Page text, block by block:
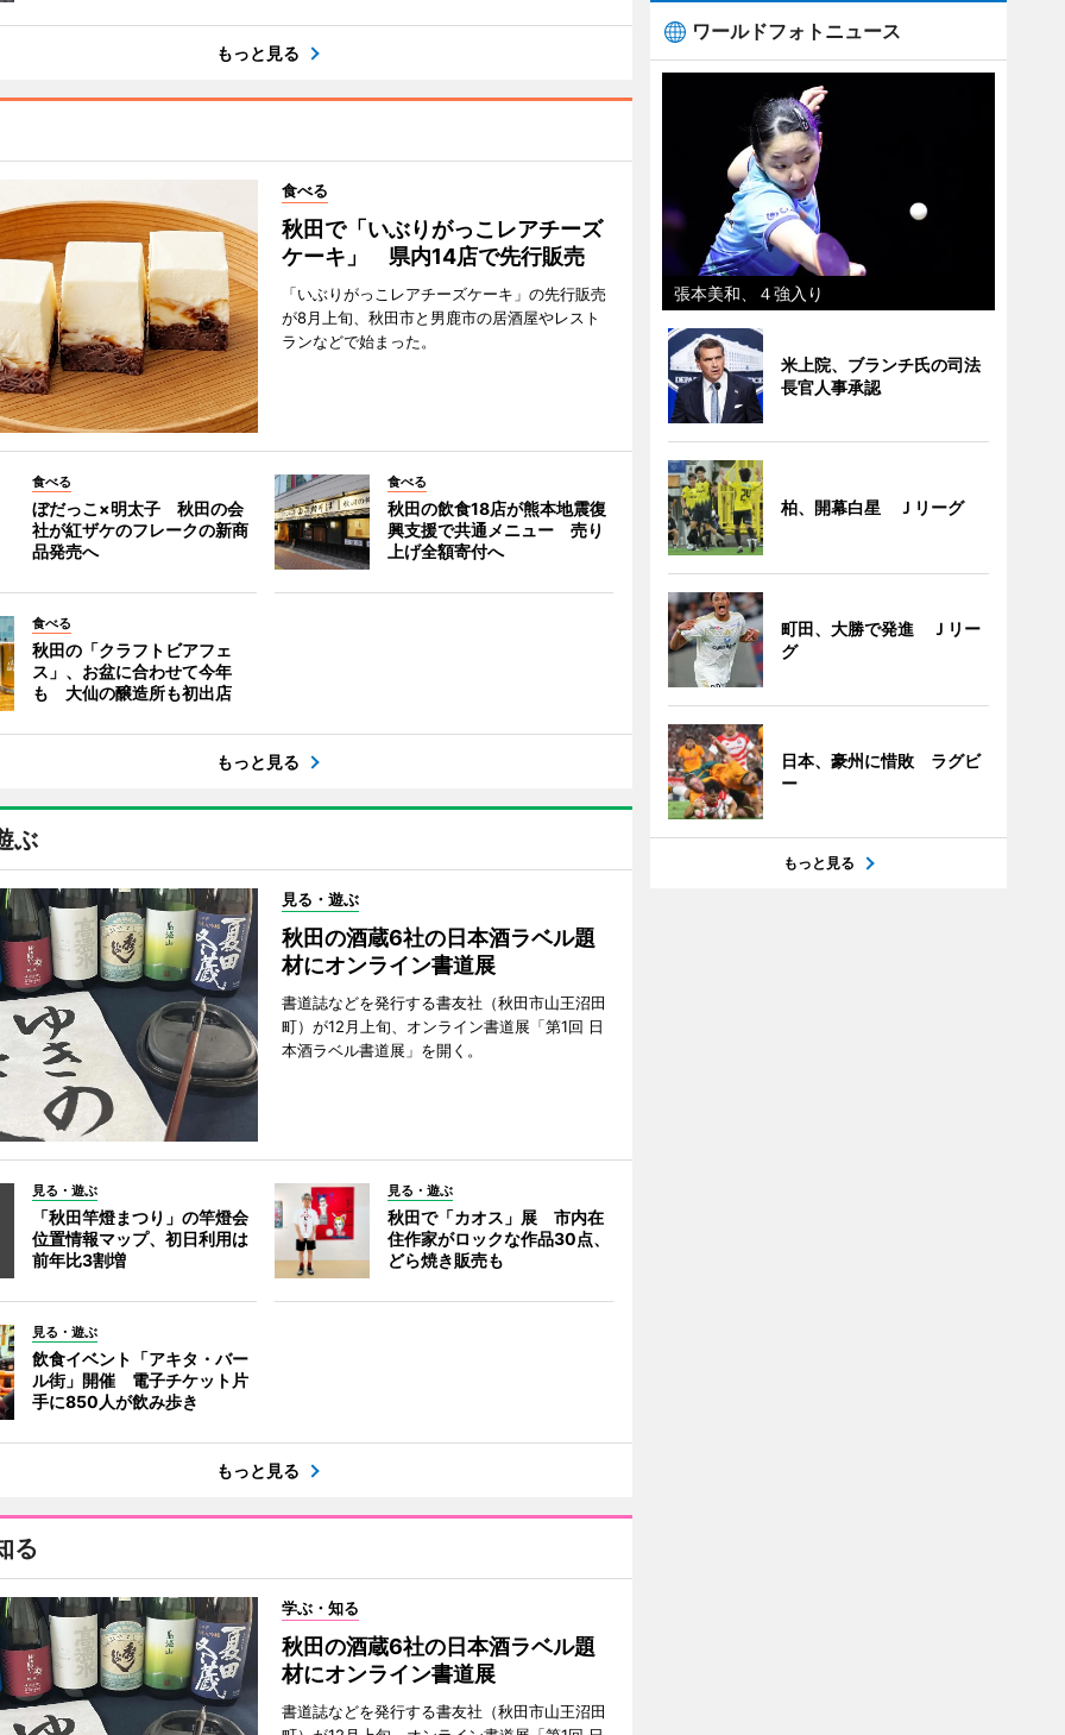
もっと見る
食べる
秋田で「いぶりがっこレアチーズ
ケーキ」 県内14店で先行販売
「いぶりがっこレアチーズケーキ」の先行販売
が8月上旬、秋田市と男鹿市の居酒屋やレスト
ランなどで始まった。
食べる
ぼだっこ×明太子 秋田の会
社が紅ザケのフレークの新商
品発売へ
食べる
秋田の飲食18店が熊本地震復
興支援で共通メニュー 売り
上げ全額寄付へ
食べる
秋田の「クラフトビアフェ
ス」、お盆に合わせて今年
も 大仙の醸造所も初出店
もっと見る
ぶ
見る・遊ぶ
秋田の酒蔵6社の日本酒ラベル題
材にオンライン書道展
書道誌などを発行する書友社（秋田市山王沼田
町）が12月上旬、オンライン書道展「第1回 日
本酒ラベル書道展」を開く。
見る・遊ぶ
「秋田竿燈まつり」の竿燈会
位置情報マップ、初日利用は
前年比3割増
見る・遊ぶ
秋田で「カオス」展 市内在
住作家がロックな作品30点、
どら焼き販売も
見る・遊ぶ
飲食イベント「アキタ・バー
ル街」開催 電子チケット片
手に850人が飲み歩き
もっと見る
る
学ぶ・知る
秋田の酒蔵6社の日本酒ラベル題
材にオンライン書道展
書道誌などを発行する書友社（秋田市山王沼田
ワールドフォトニュース
張本美和、４強入り
米上院、ブランチ氏の司法
長官人事承認
柏、開幕白星 Ｊリーグ
町田、大勝で発進 Ｊリー
グ
日本、豪州に惜敗 ラグビ
ー
もっと見る